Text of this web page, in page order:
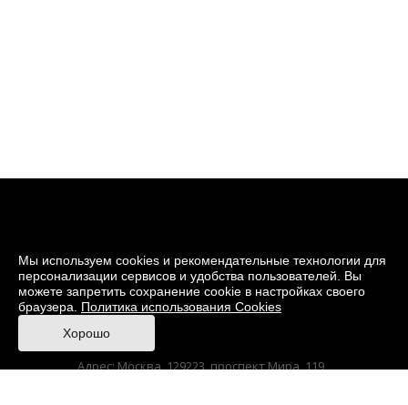
© 2026 Музей кино
При поддержке Министерства культуры РФ
Адрес: Москва, 129223, проспект Мира, 119,
Мы используем cookies и рекомендательные технологии для
персонализации сервисов и удобства пользователей. Вы
можете запретить сохранение cookie в настройках своего
браузера. Политика использования Cookies
Хорошо